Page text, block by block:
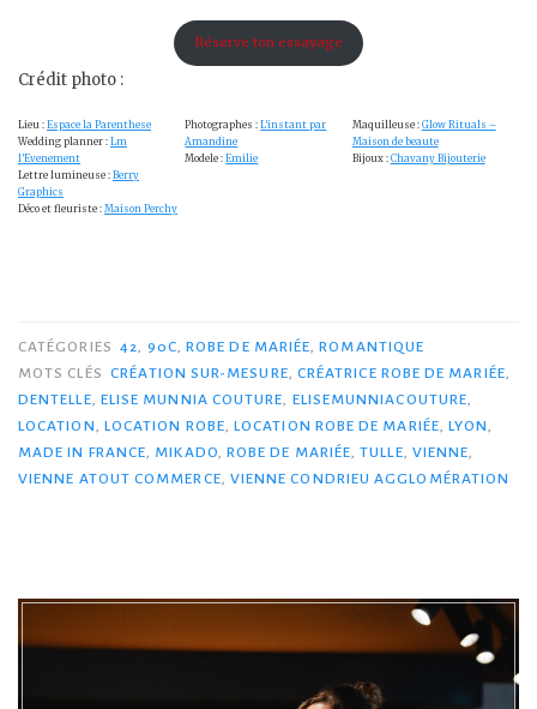
Réserve ton essayage
Crédit photo :
Lieu : Espace la Parenthese
Wedding planner : Lm
l’Evenement
Lettre lumineuse : Berry
Graphics
Déco et fleuriste : Maison Perchy
Photographes :L’instant par
Amandine
Modele :Emilie
Maquilleuse : Glow Rituals –
Maison de beaute
Bijoux : Chavany Bijouterie
CATÉGORIES 42 90C ,ROBE DE MARIÉE ,ROMANTIQUE
MOTS CLÉS CRÉATION SUR-MESURE CRÉATRICE ROBE DE MARIÉE
DENTELLE ELISE MUNNIA COUTURE ELISEMUNNIACOUTURE
LOCATION
LOCATION ROBE ,LOCATION ROBE DE MARIÉE ,LYON
MADE IN FRANCE
MIKADO ROBE DE MARIÉE ,TULLE VIENNE
VIENNE ATOUT COMMERCE VIENNE CONDRIEU AGGLOMÉRATION